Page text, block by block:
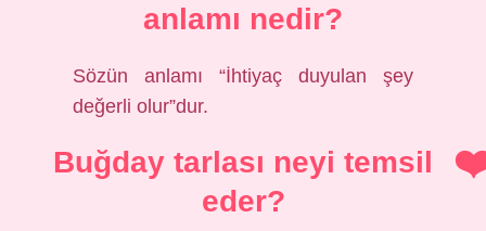
anlamı nedir?
Sözün anlamı “İhtiyaç duyulan şey
değerli olur”dur.
Buğday tarlası neyi temsil
eder?